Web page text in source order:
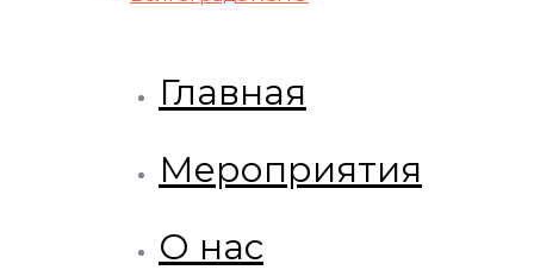
Главная
Мероприятия
О нас